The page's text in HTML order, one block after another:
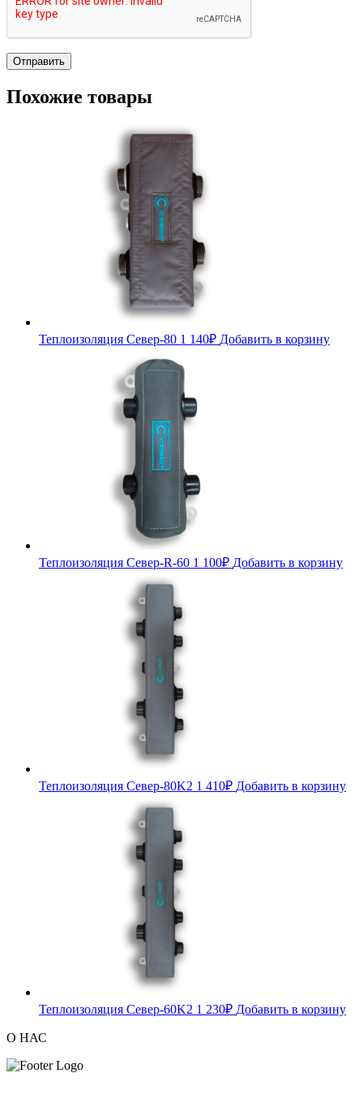
Похожие товары
Теплоизоляция Север-80 1 140₽ Добавить в корзину
Теплоизоляция Север-R-60 1 100₽ Добавить в корзину
Теплоизоляция Север-80K2 1 410₽ Добавить в корзину
Теплоизоляция Север-60K2 1 230₽ Добавить в корзину
О НАС